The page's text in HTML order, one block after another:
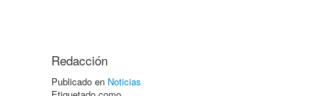
Redacción
Publicado en Noticias